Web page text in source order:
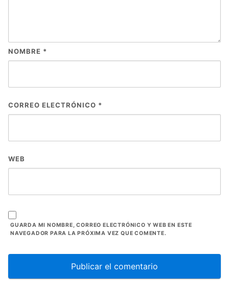
NOMBRE *
CORREO ELECTRÓNICO *
WEB
GUARDA MI NOMBRE, CORREO ELECTRÓNICO Y WEB EN ESTE
NAVEGADOR PARA LA PRÓXIMA VEZ QUE COMENTE.